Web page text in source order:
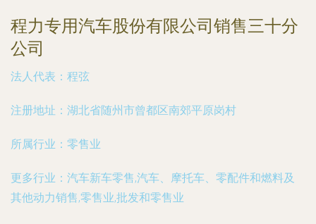
程力专用汽车股份有限公司销售三十分
公司
法人代表： 程弦
注册地址： 湖北省随州市曾都区南郊平原岗村
所属行业： 零售业
更多行业： 汽车新车零售,汽车、摩托车、零配件和燃料及
其他动力销售,零售业,批发和零售业